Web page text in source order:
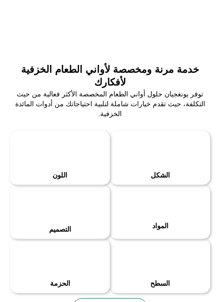
خدمة مرنة ومخصصة لأواني الطعام الخزفية
لأفكارك
توفر يونغجيان حلول أواني الطعام المخصصة الأكثر فعالية من حيث
التكلفة، حيث تقدم خيارات شاملة لتلبية احتياجاتك من أدوات المائدة
الخزفية.
الشكل اللون
المواد التصميم
السطح الحزمة